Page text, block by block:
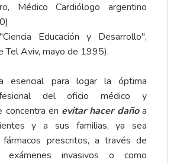
Médico Cardiólogo argentino
Educación y Desarrollo",
Tel Aviv, mayo de 1995).
esencial para logar la óptima
del oficio médico y
concentra en evitar hacer dañoa
y a sus familias, ya sea
prescritos, a través de
exámenes invasivos o como